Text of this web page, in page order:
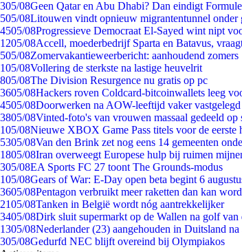
305/08Geen Qatar en Abu Dhabi? Dan eindigt
505/08Litouwen vindt opnieuw migrantentunnel onder
4505/08Progressieve Democraat El-Sayed wint nipt
1205/08Accell, moederbedrijf Sparta en Batavus,
505/08Zomervakantieweerbericht: aanhoudend zomers
105/08Vollering de sterkste na lastige heuvelrit
805/08The Division Resurgence nu gratis op pc
3605/08Hackers roven Coldcard-bitcoinwallets leeg
4505/08Doorwerken na AOW-leeftijd vaker
3805/08Vinted-foto's van vrouwen massaal gedeeld op
105/08Nieuwe XBOX Game Pass titels voor de eerste
5305/08Van den Brink zet nog eens 14 gemeenten
1805/08Iran overweegt Europese hulp bij ruimen
305/08EA Sports FC 27 toont The Grounds-modus
105/08Gears of War: E-Day open beta begint 6
3605/08Pentagon verbruikt meer raketten dan kan
2105/08Tanken in België wordt nóg aantrekkelijker
3405/08Dirk sluit supermarkt op de Wallen na golf van
1305/08Nederlander (23) aangehouden in Duitsland
305/08Gedurfd NEC blijft overeind bij Olympiakos